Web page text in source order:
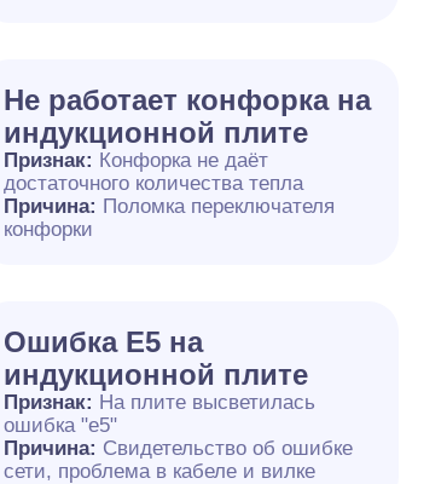
Не работает конфорка на
индукционной плите
Признак: Конфорка не даёт
достаточного количества тепла
Причина: Поломка переключателя
конфорки
Ошибка Е5 на
индукционной плите
Признак: На плите высветилась
ошибка "е5"
Причина: Свидетельство об ошибке
сети, проблема в кабеле и вилке